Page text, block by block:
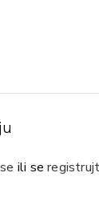
ili se